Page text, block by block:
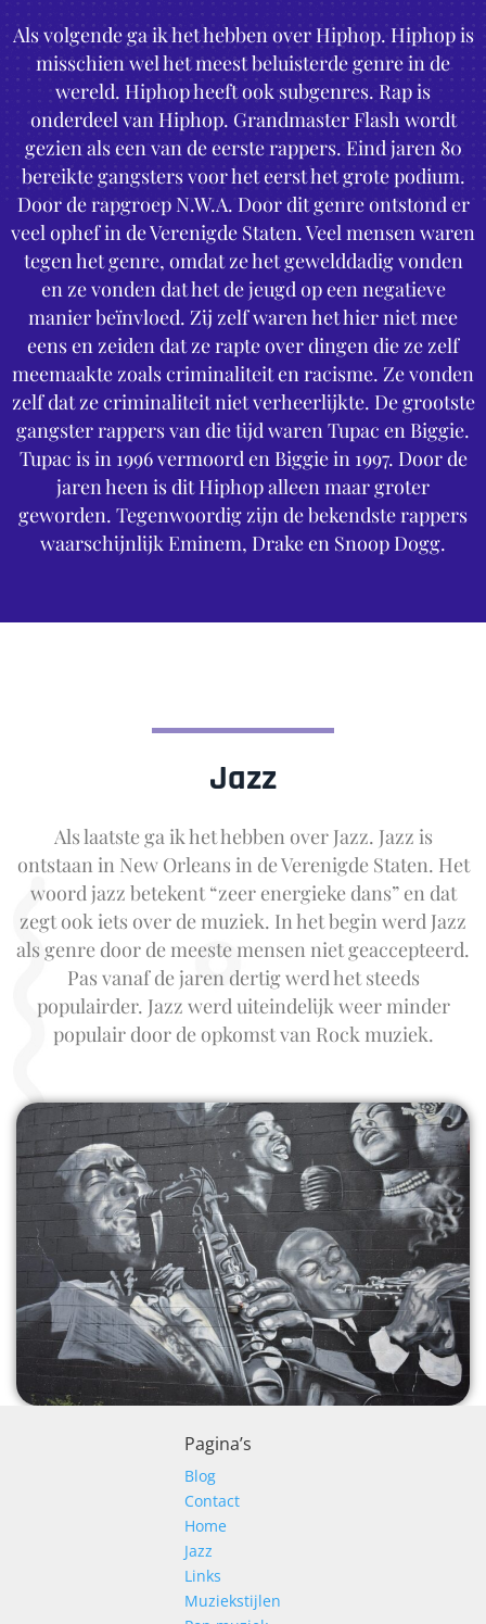
Als volgende ga ik het hebben over Hiphop. Hiphop is
misschien wel het meest beluisterde genre in de
wereld. Hiphop heeft ook subgenres. Rap is
onderdeel van Hiphop. Grandmaster Flash wordt
gezien als een van de eerste rappers. Eind jaren 80
bereikte gangsters voor het eerst het grote podium.
Door de rapgroep N.W.A. Door dit genre ontstond er
veel ophef in de Verenigde Staten. Veel mensen waren
tegen het genre, omdat ze het gewelddadig vonden
en ze vonden dat het de jeugd op een negatieve
manier beïnvloed. Zij zelf waren het hier niet mee
eens en zeiden dat ze rapte over dingen die ze zelf
meemaakte zoals criminaliteit en racisme. Ze vonden
zelf dat ze criminaliteit niet verheerlijkte. De grootste
gangster rappers van die tijd waren Tupac en Biggie.
Tupac is in 1996 vermoord en Biggie in 1997. Door de
jaren heen is dit Hiphop alleen maar groter
geworden. Tegenwoordig zijn de bekendste rappers
waarschijnlijk Eminem, Drake en Snoop Dogg.
Jazz
Als laatste ga ik het hebben over Jazz. Jazz is
ontstaan in New Orleans in de Verenigde Staten. Het
woord jazz betekent “zeer energieke dans” en dat
zegt ook iets over de muziek. In het begin werd Jazz
als genre door de meeste mensen niet geaccepteerd.
Pas vanaf de jaren dertig werd het steeds
populairder. Jazz werd uiteindelijk weer minder
populair door de opkomst van Rock muziek.
Pagina’s
Blog
Contact
Home
Jazz
Links
Muziekstijlen